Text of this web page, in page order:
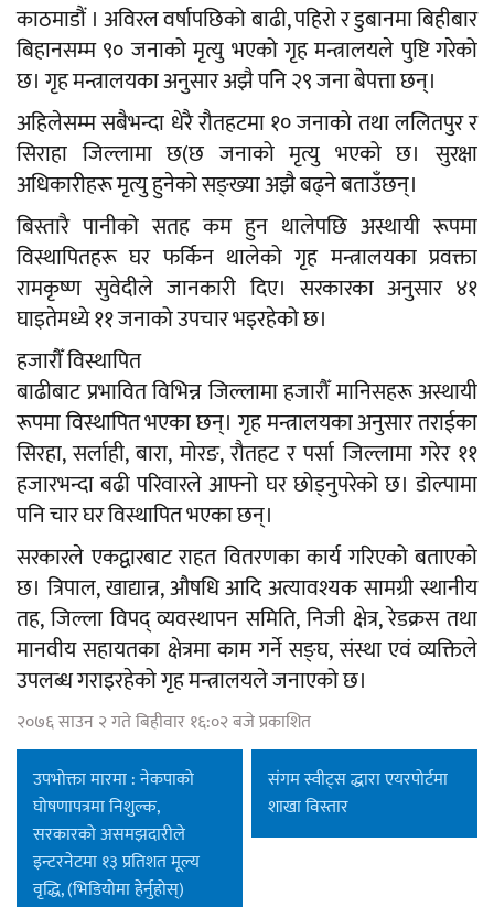
काठमाडौं । अविरल वर्षापछिको बाढी, पहिरो र डुबानमा बिहीबार
बिहानसम्म ९० जनाको मृत्यु भएको गृह मन्त्रालयले पुष्टि गरेको
छ। गृह मन्त्रालयका अनुसार अझै पनि २९ जना बेपत्ता छन्।
अहिलेसम्म सबैभन्दा धेरै रौतहटमा १० जनाको तथा ललितपुर र
सिराहा जिल्लामा छ(छ जनाको मृत्यु भएको छ। सुरक्षा
अधिकारीहरू मृत्यु हुनेको सङ्ख्या अझै बढ्ने बताउँछन्।
बिस्तारै पानीको सतह कम हुन थालेपछि अस्थायी रूपमा
विस्थापितहरू घर फर्किन थालेको गृह मन्त्रालयका प्रवक्ता
रामकृष्ण सुवेदीले जानकारी दिए। सरकारका अनुसार ४१
घाइतेमध्ये ११ जनाको उपचार भइरहेको छ।
हजारौँ विस्थापित
बाढीबाट प्रभावित विभिन्न जिल्लामा हजारौँ मानिसहरू अस्थायी
रूपमा विस्थापित भएका छन्। गृह मन्त्रालयका अनुसार तराईका
सिरहा, सर्लाही, बारा, मोरङ, रौतहट र पर्सा जिल्लामा गरेर ११
हजारभन्दा बढी परिवारले आफ्नो घर छोड्नुपरेको छ। डोल्पामा
पनि चार घर विस्थापित भएका छन्।
सरकारले एकद्वारबाट राहत वितरणका कार्य गरिएको बताएको
छ। त्रिपाल, खाद्यान्न, औषधि आदि अत्यावश्यक सामग्री स्थानीय
तह, जिल्ला विपद् व्यवस्थापन समिति, निजी क्षेत्र, रेडक्रस तथा
मानवीय सहायतका क्षेत्रमा काम गर्ने सङ्घ, संस्था एवं व्यक्तिले
उपलब्ध गराइरहेको गृह मन्त्रालयले जनाएको छ।
२०७६ साउन २ गते बिहीवार १६:०२ बजे प्रकाशित
उपभोक्ता मारमा : नेकपाको
घोषणापत्रमा निशुल्क,
सरकारको असमझदारीले
इन्टरनेटमा १३ प्रतिशत मूल्य
वृद्धि, (भिडियोमा हेर्नुहोस्)
संगम स्वीट्स द्धारा एयरपोर्टमा
शाखा विस्तार